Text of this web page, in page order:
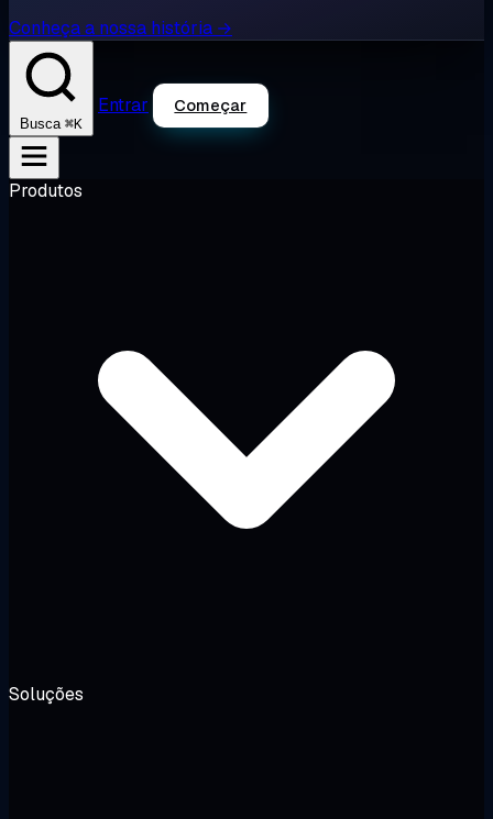
Conheça a nossa história →
Busca ⌘K
Entrar Começar
Produtos
Soluções